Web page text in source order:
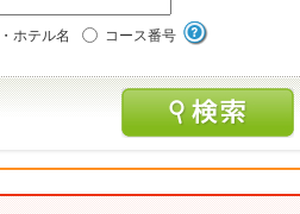
ホテル名 コース番号